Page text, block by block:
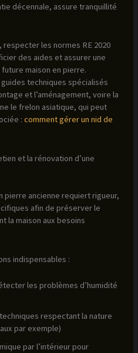
décennale, assure tranquillité
les normes RE 2020
des aides et assurer une
maison en pierre.
techniques spécialisés
et l’aménagement, voire la
le frelon asiatique, qui peut
: comment gérer un nid de
et la rénovation d’une
pierre ancienne requiert rigueur,
afin de préserver le
la maison aux besoins
indispensables :
les problèmes d’humidité
respectant la nature
par exemple)
par l’intérieur pour